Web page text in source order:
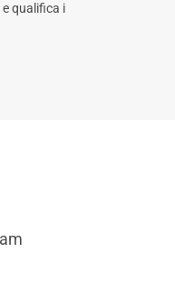
qualifica i